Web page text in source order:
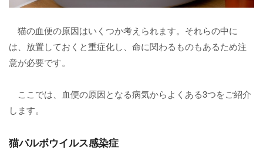
猫の血便の原因はいくつか考えられます。それらの中に
は、放置しておくと重症化し、命に関わるものもあるため注
意が必要です。
ここでは、血便の原因となる病気からよくある3つをご紹介
します。
猫パルボウイルス感染症